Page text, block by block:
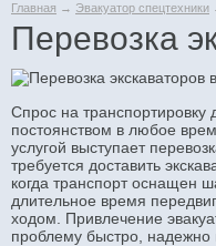
Главная → Эвакуатор спецтехники
Перевозка
Спрос на транспортировку
постоянством в любое
услугой выступает
требуется доставить
когда транспорт оснащен
длительное время
ходом. Привлечение
проблему быстро, надежно